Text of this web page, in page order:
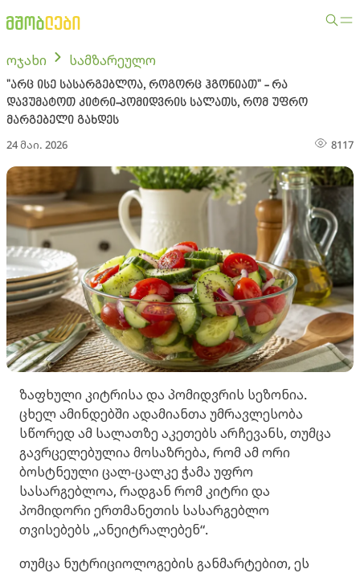
ოჯახი სამზარეულო
"არც ისე სასარგებლოა, როგორც ჰგონიათ" - რა
დავუმატოთ კიტრი-პომიდვრის სალათს, რომ უფრო
მარგებელი გახდეს
24 მაი. 2026 8117
ზაფხული კიტრისა და პომიდვრის სეზონია.
ცხელ ამინდებში ადამიანთა უმრავლესობა
სწორედ ამ სალათზე აკეთებს არჩევანს, თუმცა
გავრცელებულია მოსაზრება, რომ ამ ორი
ბოსტნეული ცალ-ცალკე ჭამა უფრო
სასარგებლოა, რადგან რომ კიტრი და
პომიდორი ერთმანეთის სასარგებლო
თვისებებს „ანეიტრალებენ“.
თუმცა ნუტრიციოლოგების განმარტებით, ეს